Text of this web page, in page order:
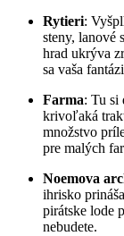
Rytieri:
steny, lanové
hrad ukrýva
sa vaša
Farma: Tu si
krivoľaká
množstvo
pre malých
Noemova
ihrisko
pirátske lode
nebudete.